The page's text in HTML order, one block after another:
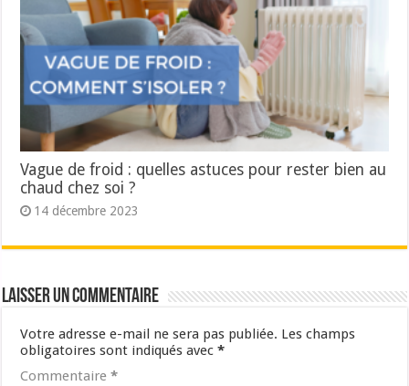
Vague de froid : quelles astuces pour rester bien au
chaud chez soi ?
14 décembre 2023
Laisser un commentaire
Votre adresse e-mail ne sera pas publiée. Les champs
obligatoires sont indiqués avec*
Commentaire*